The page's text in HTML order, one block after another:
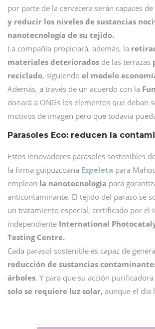
por parte de la cervecera serán capaces de
y reducir los niveles de sustancias
nanotecnología de su tejido.
La compañía propiciará, además, la
materiales deteriorados de las terrazas
reciclado, siguiendo el modelo
Además, a través de un acuerdo con la
donará a ONGs los elementos que deban
motivos de imagen pero que todavía
Parasoles Eco: reducen la
Estos innovadores parasoles sostenibles
la firma guipuzcoana Ezpeleta para
emplean la nanotecnología para
anticontaminante. El tejido del paraso se
un tratamiento especial, certificado por el
independiente International
Testing Centre.
Cada parasol sostenible es capaz de
reducción de sustancias
árboles. Y para que su acción
solo se requiere luz solar, aunque el día